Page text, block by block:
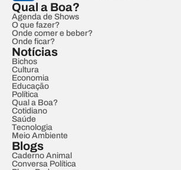
Qual a Boa?
Agenda de Shows
O que fazer?
Onde comer e beber?
Onde ficar?
Notícias
Bichos
Cultura
Economia
Educação
Política
Qual a Boa?
Cotidiano
Saúde
Tecnologia
Meio Ambiente
Blogs
Caderno Animal
Conversa Política